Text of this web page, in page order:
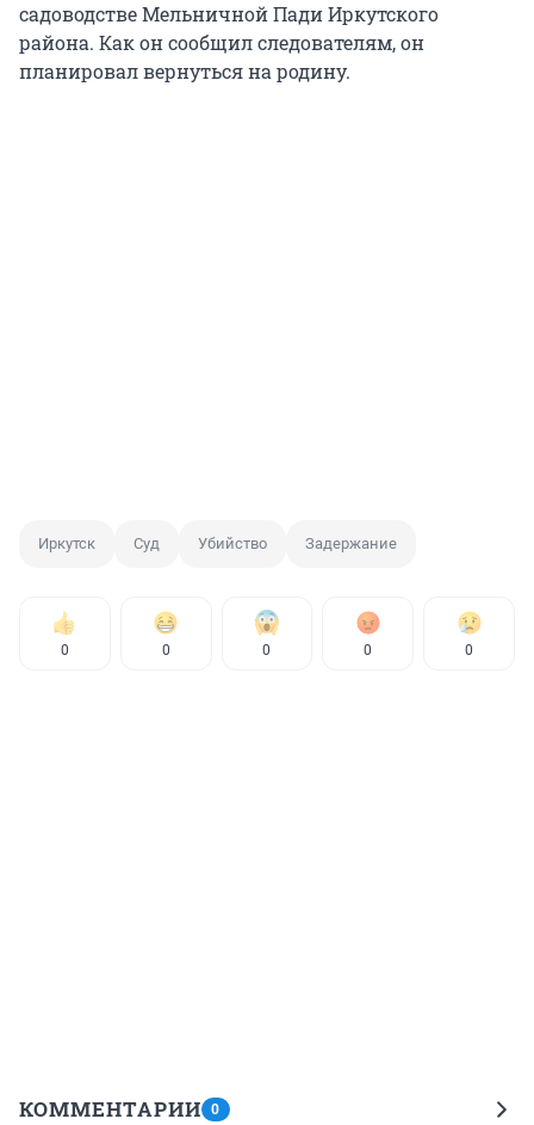
садоводстве Мельничной Пади Иркутского
района. Как он сообщил следователям, он
планировал вернуться на родину.
Иркутск Суд Убийство Задержание
0 0 0 0 0
КОММЕНТАРИИ 0